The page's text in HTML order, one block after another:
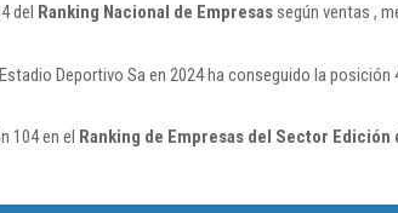
del Ranking Nacional de Empresassegún ventas ,
Deportivo Sa en 2024 ha conseguido la posición
104 en el Ranking de Empresas del Sector